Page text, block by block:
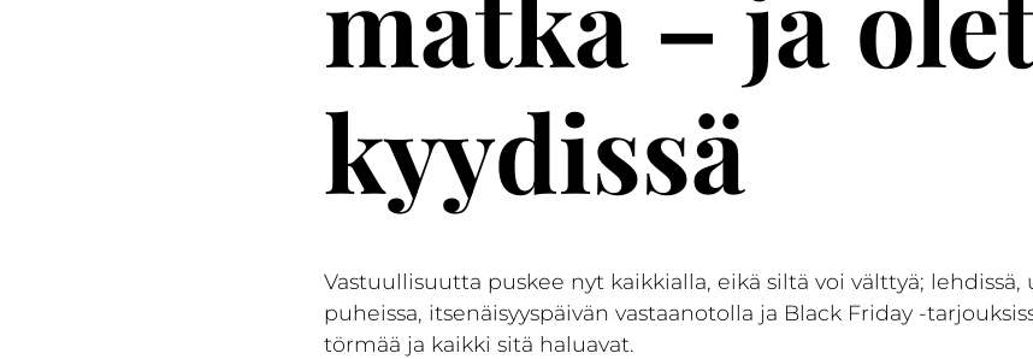
kyydissä
Vastuullisuutta puskee nyt kaikkialla, eikä siltä voi välttyä; lehdissä,
puheissa, itsenäisyyspäivän vastaanotolla ja Black Friday -
törmää ja kaikki sitä haluavat.